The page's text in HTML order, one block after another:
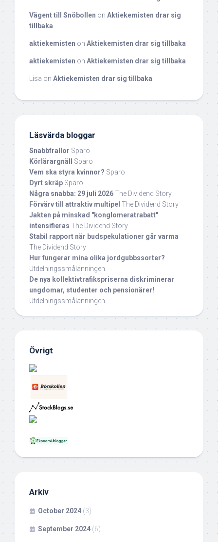
Vägent till Snöbollen on Aktiekemisten drar sig
tillbaka
aktiekemisten on Aktiekemisten drar sig tillbaka
aktiekemisten on Aktiekemisten drar sig tillbaka
Lisa on Aktiekemisten drar sig tillbaka
Läsvärda bloggar
Snabbfrallor Sparo
Körlärargnäll
Sparo
Vem ska styra kvinnor? Sparo
Dyrt skräp Sparo
Några snabba: 29 juli 2026The Dividend Story
Förvärv till attraktiv multipel The Dividend Story
Jakten på minskad "konglomeratrabatt"
intensifieras The Dividend Story
Stabil rapport när budspekulationer går varma
The Dividend Story
Hur fungerar mina olika jordgubbssorter?
Utdelningssmålänningen
De nya kollektivtrafikspriserna diskriminerar
ungdomar, studenter och pensionärer!
Utdelningssmålänningen
Övrigt
Arkiv
October 2024 (3)
September 2024 (6)